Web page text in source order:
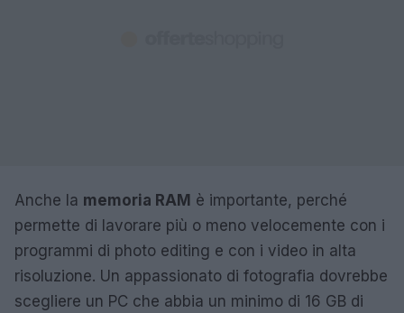
Anche la memoria RAM è importante, perché
permette di lavorare più o meno velocemente con i
programmi di photo editing e con i video in alta
risoluzione. Un appassionato di fotografia dovrebbe
scegliere un PC che abbia un minimo di 16 GB di